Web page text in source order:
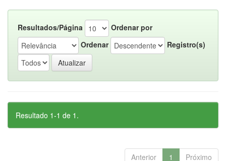
Resultados/Página
Ordenar por
Ordenar
Registro(s)
Resultado 1-1 de 1.
Anterior 1 Próximo